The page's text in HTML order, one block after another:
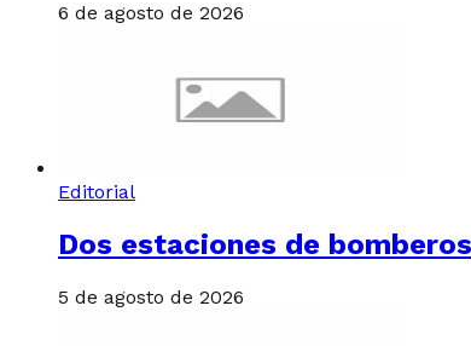
6 de agosto de 2026
Editorial
Dos estaciones de
5 de agosto de 2026